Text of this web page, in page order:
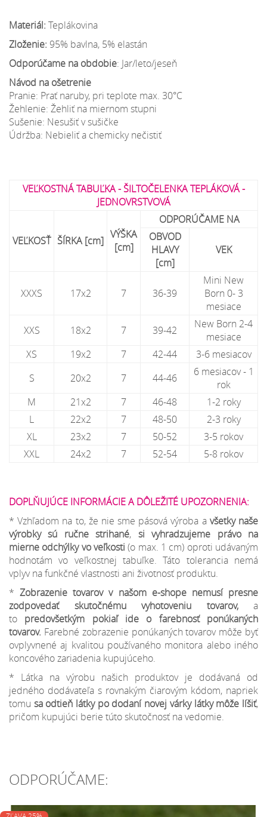
Materiál: Teplákovina
Zloženie: 95% bavlna, 5% elastán
Odporúčame na obdobie: Jar/leto/jeseň
Návod na ošetrenie
Pranie: Prať naruby, pri teplote max. 30°C
Žehlenie: Žehliť na miernom stupni
Sušenie: Nesušiť v sušičke
Údržba: Nebieliť a chemicky nečistiť
VEĽKOSTNÁ TABUĽKA - ŠILTOČELENKA TEPLÁKOVÁ -
JEDNOVRSTVOVÁ
VEĽKOSŤ ŠÍRKA [cm] VÝŠKA
[cm]
ODPORÚČAME NA
OBVOD
HLAVY
[cm]
VEK
XXXS 17x2 7 36-39
Mini New
Born 0- 3
mesiace
XXS
18x2 7 39-42
New Born 2-4
mesiace
XS
19x2 7 42-44
3-6 mesiacov
S
20x2 7 44-46
6 mesiacov - 1
rok
M
21x2 7 46-48
1-2 roky
L
22x2 7 48-50
2-3 roky
XL
23x2 7 50-52
3-5 rokov
XXL
24x2 7 52-54 5-8 rokov
DOPLŇUJÚCE INFORMÁCIE A DÔLEŽITÉ UPOZORNENIA:
* Vzhľadom na to, že nie sme pásová výroba a všetky naše
výrobky sú ručne strihané, si vyhradzujeme právo na
mierne odchýlky vo veľkosti (o max. 1 cm) oproti udávaným
hodnotám vo veľkostnej tabuľke. Táto tolerancia nemá
vplyv na funkčné vlastnosti ani životnosť produktu.
*Zobrazenie tovarov v našom e-shope nemusí presne
zodpovedať skutočnému vyhotoveniu tovarov,a
to predovšetkým pokiaľ ide o farebnosť ponúkaných
tovarov. Farebné zobrazenie ponúkaných tovarov môže byť
ovplyvnené aj kvalitou používaného monitora alebo iného
koncového zariadenia kupujúceho.
* Látka na výrobu našich produktov je dodávaná od
jedného dodávateľa s rovnakým čiarovým kódom, napriek
tomu sa odtieň látky po dodaní novej várky látky môže líšiť,
pričom kupujúci berie túto skutočnosť na vedomie.
ODPORÚČAME: